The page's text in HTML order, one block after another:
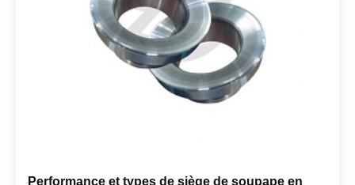
Performance et types de siège de soupape en